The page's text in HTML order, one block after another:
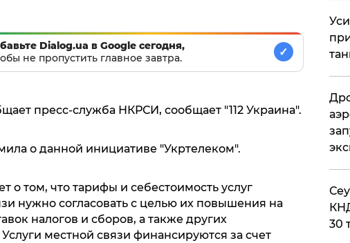
Dialog.ua в Google сегодня,
не пропустить главное завтра.
✓
пресс-служба НКРСИ, сообщает "112 Украина".
о данной инициативе "Укртелеком".
о том, что тарифы и себестоимость услуг
нужно согласовать с целью их повышения на
налогов и сборов, а также других
местной связи финансируются за счет
30